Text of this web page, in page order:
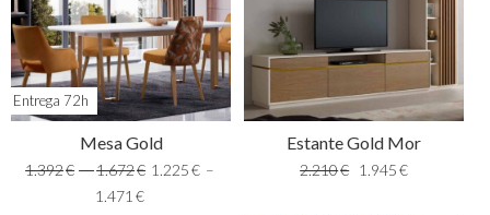
Entrega 72h
Mesa Gold
1.392€ –1.672€ 1.225€ –
1.471 €
Estante Gold Mor
2.210€ 1.945€